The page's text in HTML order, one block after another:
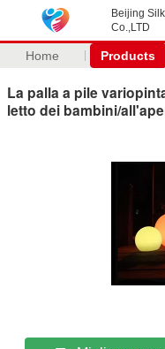
Beijing
Co.,LTD
Home Products
La palla a pile
letto dei bambini/